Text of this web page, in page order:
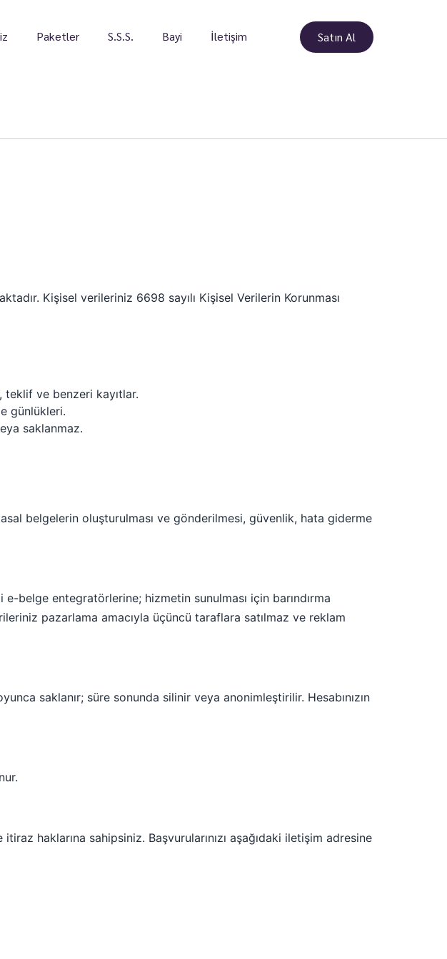
Paketler S.S.S. Bayi İletişim Satın Al
Kişisel verileriniz 6698 sayılı Kişisel Verilerin Korunması
ve benzeri kayıtlar.
günlükleri.
saklanmaz.
belgelerin oluşturulması ve gönderilmesi, güvenlik, hata giderme
belge entegratörlerine; hizmetin sunulması için barındırma
pazarlama amacıyla üçüncü taraflara satılmaz ve reklam
saklanır; süre sonunda silinir veya anonimleştirilir. Hesabınızın
haklarına sahipsiniz. Başvurularınızı aşağıdaki iletişim adresine